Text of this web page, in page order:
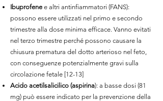
Ibuprofene e altri antinfiammatori (FANS):
possono essere utilizzati nel primo e secondo
trimestre alla dose minima efficace. Vanno evitati
nel terzo trimestre perché possono causare la
chiusura prematura del dotto arterioso nel feto,
con conseguenze potenzialmente gravi sulla
circolazione fetale [12-13]
Acido acetilsalicilico (aspirina): a basse dosi (81
mg) può essere indicato per la prevenzione della